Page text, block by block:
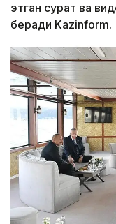
этган сурат ва
беради Kazinform.